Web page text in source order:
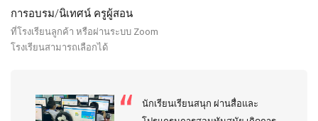
การอบรม/นิเทศน์ ครูผู้สอน
ที่โรงเรียนลูกค้า หรือผ่านระบบ Zoom
โรงเรียนสามารถเลือกได้
นักเรียนเรียนสนุก ผ่านสื่อและ